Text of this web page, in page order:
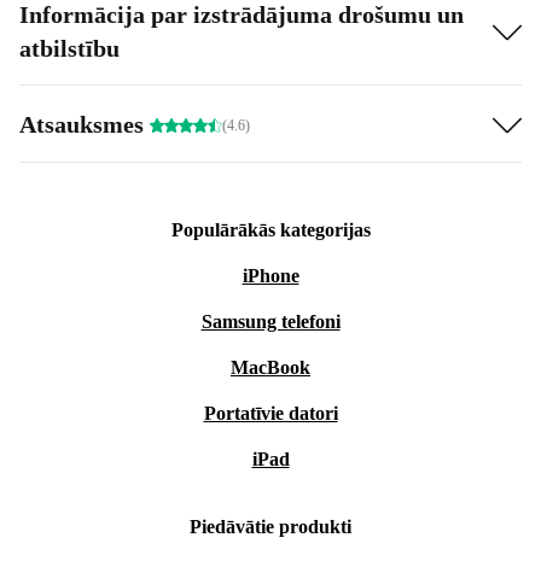
Informācija par izstrādājuma drošumu un
atbilstību
Atsauksmes (4.6)
Populārākās kategorijas
iPhone
Samsung telefoni
MacBook
Portatīvie datori
iPad
Piedāvātie produkti